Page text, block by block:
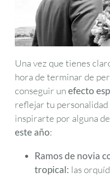
Una vez que tienes
hora de terminar de
conseguir un efecto
reflejar tu
inspirarte por alguna
este año:
Ramos de novia
tropical: las